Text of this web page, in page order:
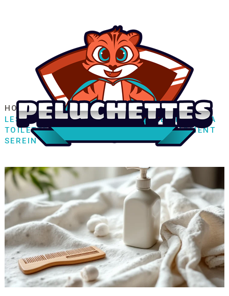
HOME FAMILLE / ENFANT
PUÉRICULTURE
LES ACCESSOIRES INDISPENSABLES POUR LA
TOILETTE DE BÉBÉ : TOUT POUR UN MOMENT
SEREIN